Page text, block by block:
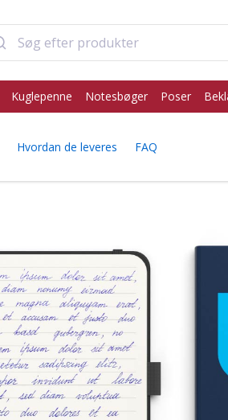
Kuglepenne Notesbøger Poser
Hvordan de leveres FAQ